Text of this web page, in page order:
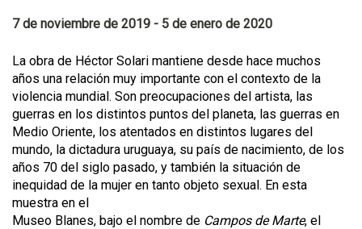
7 de noviembre de 2019 - 5 de enero de 2020
La obra de Héctor Solari mantiene desde hace muchos
años una relación muy importante con el contexto de la
violencia mundial. Son preocupaciones del artista, las
guerras en los distintos puntos del planeta, las guerras en
Medio Oriente, los atentados en distintos lugares del
mundo, la dictadura uruguaya, su país de nacimiento, de los
años 70 del siglo pasado, y también la situación de
inequidad de la mujer en tanto objeto sexual. En esta
muestra en el
Museo Blanes, bajo el nombre de Campos de Marte, el